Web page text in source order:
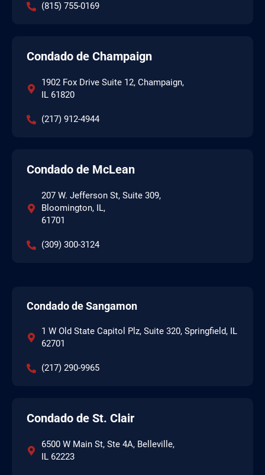
(815) 755-0169
Condado de Champaign
1902 Fox Drive Suite 12, Champaign,
IL 61820
(217) 912-4944
Condado de McLean
207 W. Jefferson St, Suite 309,
Bloomington, IL,
61701
(309) 300-3124
Condado de Sangamon
1 W Old State Capitol Plz, Suite 320, Springfield, IL
62701
(217) 290-9965
Condado de St. Clair
6500 W Main St, Ste 4A, Belleville,
IL 62223